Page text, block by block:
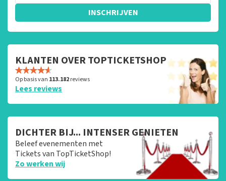
INSCHRIJVEN
KLANTEN OVER TOPTICKETSHOP
Op basis van 113.182reviews
Lees reviews
DICHTER BIJ... INTENSER GENIETEN
Beleef evenementen met
Tickets van TopTicketShop!
Zo werken wij